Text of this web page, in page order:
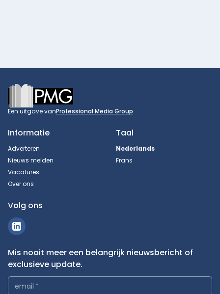
Footer
Een uitgave vanProfessional Media Group
Informatie
Adverteren
Nieuws melden
Vacatures
Over ons
Taal
Nederlands
Frans
Volg ons
Mis nooit meer een belangrijk nieuwsbericht of
exclusieve update.
email *